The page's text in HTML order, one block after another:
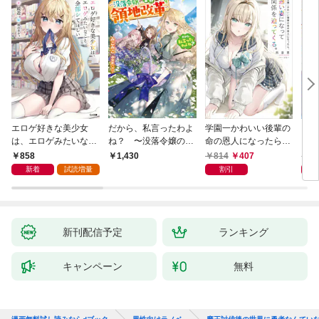
エロゲ好きな美少女
は、エロゲみたいなこ
と全部シてほしい【電
子ＳＳ特典付き】
858
新着 試読増量
だから、私言ったわよ
ね？ 〜没落令嬢の案
外楽しい領地改革〜
1,430
学園一かわいい後輩の
命の恩人になったら、
通い妻になって関係を
迫ってくる。
814 407
割引
新刊配信予定 ランキング
キャンペーン 無料